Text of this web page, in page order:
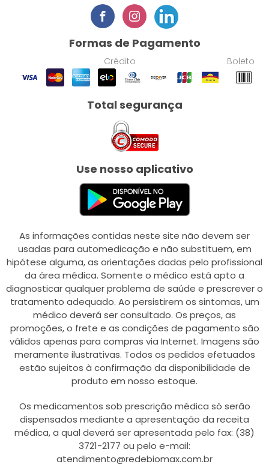
Formas de Pagamento
Crédito Boleto
Total segurança
Use nosso aplicativo
As informações contidas neste site não devem ser
usadas para automedicação e não substituem, em
hipótese alguma, as orientações dadas pelo profissional
da área médica. Somente o médico está apto a
diagnosticar qualquer problema de saúde e prescrever o
tratamento adequado. Ao persistirem os sintomas, um
médico deverá ser consultado. Os preços, as
promoções, o frete e as condições de pagamento são
válidos apenas para compras via Internet. Imagens são
meramente ilustrativas. Todos os pedidos efetuados
estão sujeitos à confirmação da disponibilidade de
produto em nosso estoque.
Os medicamentos sob prescrição médica só serão
dispensados mediante a apresentação da receita
médica, a qual deverá ser apresentada pelo fax: (38)
3721-2177 ou pelo e-mail:
atendimento@redebiomax.com.br